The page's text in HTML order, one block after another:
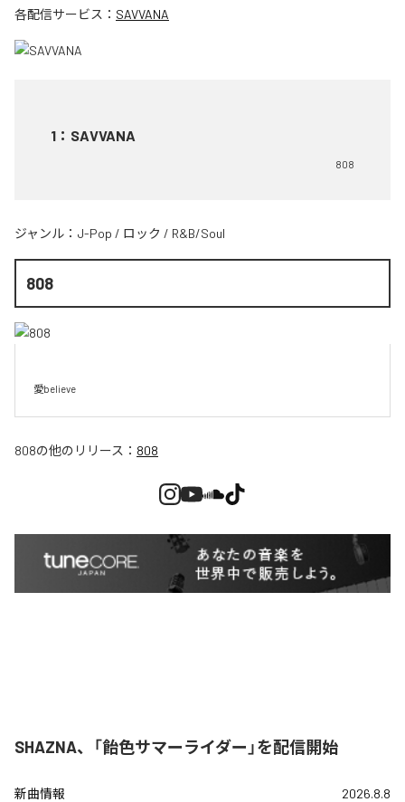
各配信サービス： SAVVANA
1 ： SAVVANA
808
ジャンル： J-Pop / ロック / R&B/Soul
808
愛believe
808の他のリリース： 808
SHAZNA、「飴色サマーライダー」を配信開始
新曲情報 2026.8.8